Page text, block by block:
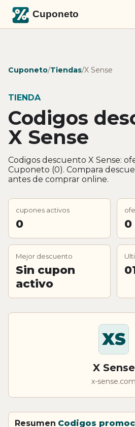
Cuponeto/Tiendas/X Sense
TIENDA
Codigos
X Sense
Codigos descuento X Sense:
Cuponeto (0). Compara
antes de comprar online.
cupones activos
0 0
Mejor descuento
Sin cupon
activo
XS
X Sense
x-sense.com
Resumen Codigos